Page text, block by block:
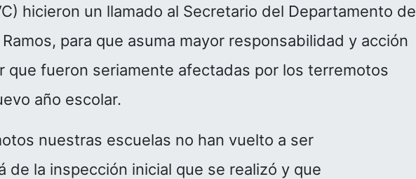
hicieron un llamado al Secretario del Departamento de
para que asuma mayor responsabilidad y acción
que fueron seriamente afectadas por los terremotos
año escolar.
nuestras escuelas no han vuelto a ser
de la inspección inicial que se realizó y que